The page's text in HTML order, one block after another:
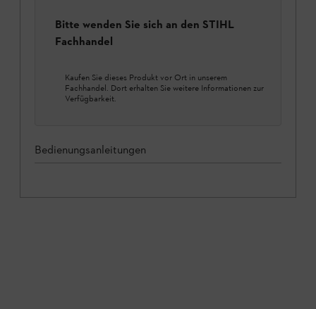
Bitte wenden Sie sich an den STIHL
Fachhandel
Kaufen Sie dieses Produkt vor Ort in unserem
Fachhandel. Dort erhalten Sie weitere Informationen zur
Verfügbarkeit.
Bedienungsanleitungen